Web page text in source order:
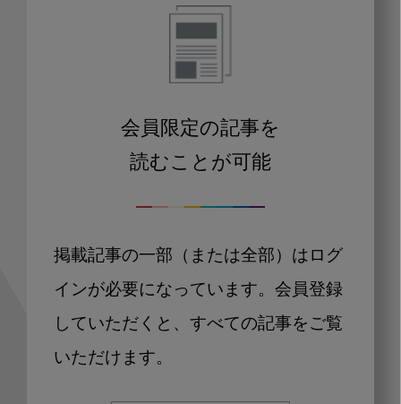
会員限定の記事を
読むことが可能
掲載記事の一部（または全部）はログ
インが必要になっています。会員登録
していただくと、すべての記事をご覧
いただけます。